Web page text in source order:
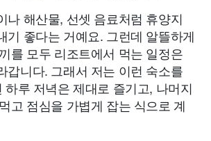
나 해산물, 선셋 음료처럼 휴양지
기 좋다는 거예요. 그런데 알뜰하게
를 모두 리조트에서 먹는 일정은
갑니다. 그래서 저는 이런 숙소를
하루 저녁은 제대로 즐기고, 나머지
고 점심을 가볍게 잡는 식으로 계